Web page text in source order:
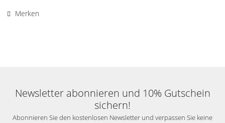
Merken
Newsletter abonnieren und 10% Gutschein
sichern!
Abonnieren Sie den kostenlosen Newsletter und verpassen Sie keine